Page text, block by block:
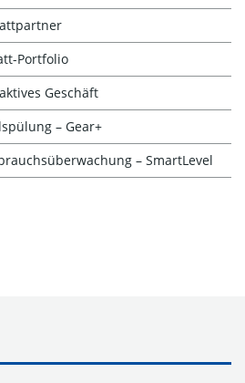
Portfolio
Geschäft
– Gear+
– SmartLevel